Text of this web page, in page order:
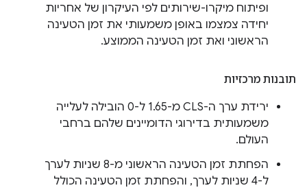
ופיתוח מיקרו-שירותים לפי העיקרון של אחריות
יחידה צמצמו באופן משמעותי את זמן הטעינה
הראשוני ואת זמן הטעינה הממוצע.
תובנות מרכזיות
ירידת ערך ה-CLS מ-1.65 ל-0 הובילה לעלייה
משמעותית בדירוגי הדומיינים שלהם ברחבי
העולם.
הפחתת זמן הטעינה הראשוני מ-8 שניות לערך
ל-4 שניות לערך, והפחתת זמן הטעינה הכולל